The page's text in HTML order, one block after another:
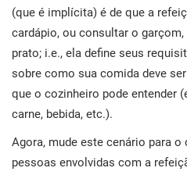
IATF 16949
AS9100
Aeroespacial
Automotiva
(que é implícita) é de que a
cardápio, ou consultar o
prato; i.e., ela define seus
sobre como sua comida deve
que o cozinheiro pode entender
carne, bebida, etc.).
Agora, mude este cenário para o
pessoas envolvidas com a